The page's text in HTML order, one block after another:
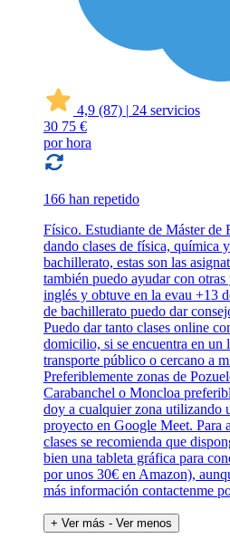
4,9 (87) | 24 servicios
30 75 €
por hora
166 han repetido
Físico. Estudiante de Máster de
dando clases de física, química
bachillerato, estas son las
también puedo ayudar con
inglés y obtuve en la evau +13
de bachillerato puedo dar
Puedo dar tanto clases online
domicilio, si se encuentra en
transporte público o cercano a
Preferiblemente zonas de
Carabanchel o Moncloa
doy a cualquier zona utilizando
proyecto en Google Meet. Para
clases se recomienda que
bien una tableta gráfica para
por unos 30€ en Amazon),
más información contactenme
+ Ver más - Ver menos